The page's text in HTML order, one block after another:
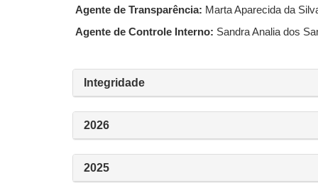
Agente de Transparência: Marta Aparecida da
Agente de Controle Interno: Sandra Analia dos
Integridade
2026
2025